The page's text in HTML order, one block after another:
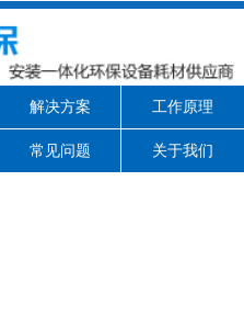
解决方案 工作原理
常见问题 关于我们